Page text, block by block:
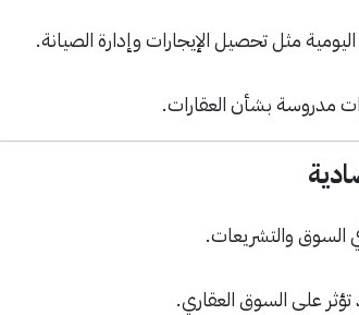
مثل تحصيل الإيجارات وإدارة الصيانة.
مدروسة بشأن العقارات.
والتشريعات.
تؤثر على السوق العقاري.